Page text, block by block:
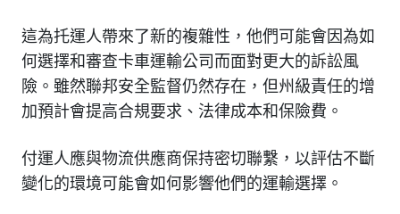
這為托運人帶來了新的複雜性，他們可能會因為如
何選擇和審查卡車運輸公司而面對更大的訴訟風
險。雖然聯邦安全監督仍然存在，但州級責任的增
加預計會提高合規要求、法律成本和保險費。
付運人應與物流供應商保持密切聯繫，以評估不斷
變化的環境可能會如何影響他們的運輸選擇。